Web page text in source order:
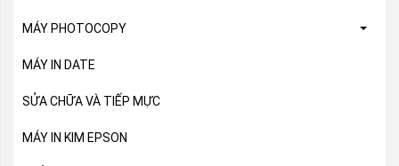
MÁY PHOTOCOPY
MÁY IN DATE
SỬA CHỮA VÀ TIẾP MỰC
MÁY IN KIM EPSON